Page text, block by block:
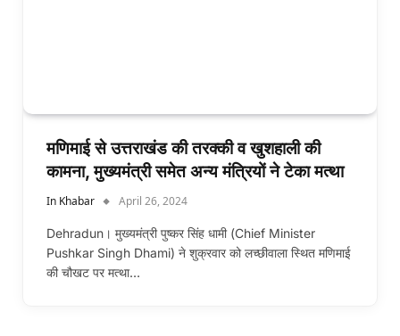
मणिमाई से उत्तराखंड की तरक्की व खुशहाली की
कामना, मुख्यमंत्री समेत अन्य मंत्रियों ने टेका मत्था
In Khabar April 26, 2024
Dehradun। मुख्यमंत्री पुष्कर सिंह धामी (Chief Minister
Pushkar Singh Dhami) ने शुक्रवार को लच्छीवाला स्थित मणिमाई
की चौखट पर मत्था…